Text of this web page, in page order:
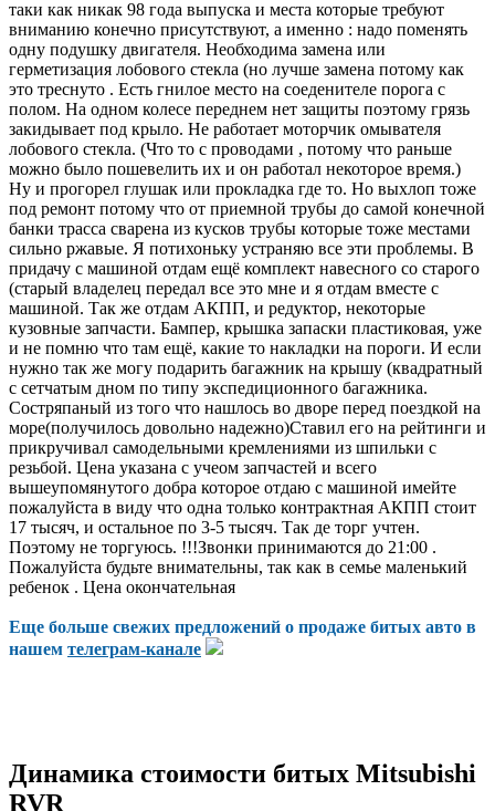
таки как никак 98 года выпуска и места которые требуют
вниманию конечно присутствуют, а именно : надо поменять
одну подушку двигателя. Необходима замена или
герметизация лобового стекла (но лучше замена потому как
это треснуто . Есть гнилое место на соеденителе порога с
полом. На одном колесе переднем нет защиты поэтому грязь
закидывает под крыло. Не работает моторчик омывателя
лобового стекла. (Что то с проводами , потому что раньше
можно было пошевелить их и он работал некоторое время.)
Ну и прогорел глушак или прокладка где то. Но выхлоп тоже
под ремонт потому что от приемной трубы до самой конечной
банки трасса сварена из кусков трубы которые тоже местами
сильно ржавые. Я потихоньку устраняю все эти проблемы. В
придачу с машиной отдам ещё комплект навесного со старого
(старый владелец передал все это мне и я отдам вместе с
машиной. Так же отдам АКПП, и редуктор, некоторые
кузовные запчасти. Бампер, крышка запаски пластиковая, уже
и не помню что там ещё, какие то накладки на пороги. И если
нужно так же могу подарить багажник на крышу (квадратный
с сетчатым дном по типу экспедиционного багажника.
Состряпаный из того что нашлось во дворе перед поездкой на
море(получилось довольно надежно)Ставил его на рейтинги и
прикручивал самодельными кремлениями из шпильки с
резьбой. Цена указана с учеом запчастей и всего
вышеупомянутого добра которое отдаю с машиной имейте
пожалуйста в виду что одна только контрактная АКПП стоит
17 тысяч, и остальное по 3-5 тысяч. Так де торг учтен.
Поэтому не торгуюсь. !!!Звонки принимаются до 21:00 .
Пожалуйста будьте внимательны, так как в семье маленький
ребенок . Цена окончательная
Еще больше свежих предложений о продаже битых авто в
нашем телеграм-канале
Динамика стоимости битых Mitsubishi
RVR